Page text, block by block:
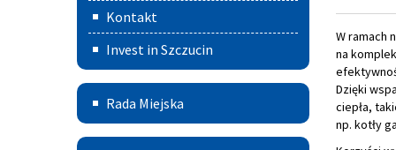
Kontakt
Invest in Szczucin
Rada
Miejska
Rada Miejska
W ramach
na
Dzięki
ciepła,
np. kotły